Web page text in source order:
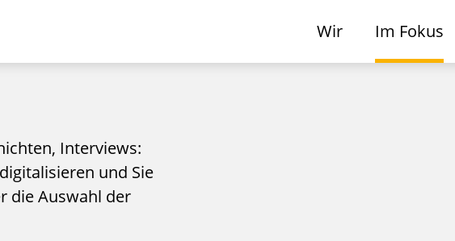
Wir Im Fokus
Interviews:
und Sie
die Auswahl der